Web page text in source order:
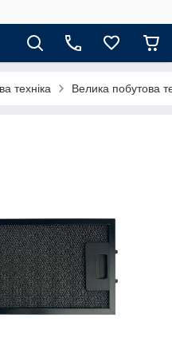
техніка Велика побутова